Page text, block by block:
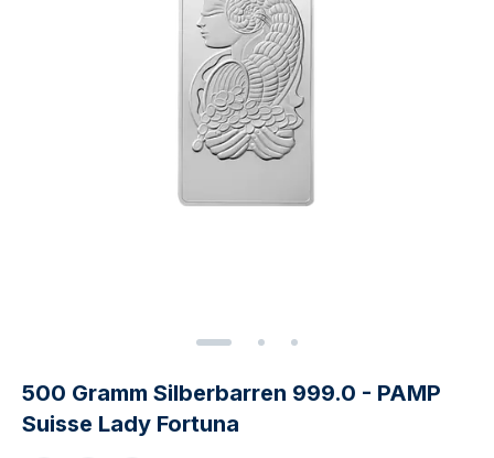
500 Gramm Silberbarren 999.0 - PAMP
Suisse Lady Fortuna